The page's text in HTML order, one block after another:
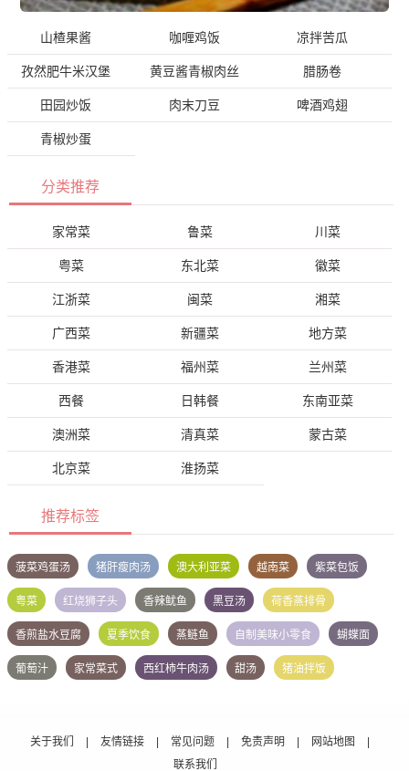
山楂果酱 咖喱鸡饭 凉拌苦瓜
孜然肥牛米汉堡 黄豆酱青椒肉丝 腊肠卷
田园炒饭 肉末刀豆 啤酒鸡翅
青椒炒蛋
分类推荐
家常菜 鲁菜 川菜
粤菜 东北菜 徽菜
江浙菜 闽菜 湘菜
广西菜 新疆菜 地方菜
香港菜 福州菜 兰州菜
西餐 日韩餐 东南亚菜
澳洲菜 清真菜 蒙古菜
北京菜 淮扬菜
推荐标签
菠菜鸡蛋汤 猪肝瘦肉汤 澳大利亚菜 越南菜 紫菜包饭
粤菜 红烧狮子头 香辣鱿鱼 黑豆汤 荷香蒸排骨
香煎盐水豆腐 夏季饮食 蒸鲢鱼 自制美味小零食 蝴蝶面
葡萄汁 家常菜式 西红柿牛肉汤 甜汤 猪油拌饭
关于我们 | 友情链接 | 常见问题 | 免责声明 | 网站地图
|
联系我们